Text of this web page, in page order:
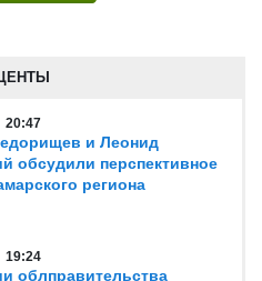
20:47
и Леонид
обсудили перспективное
региона
19:24
облправительства